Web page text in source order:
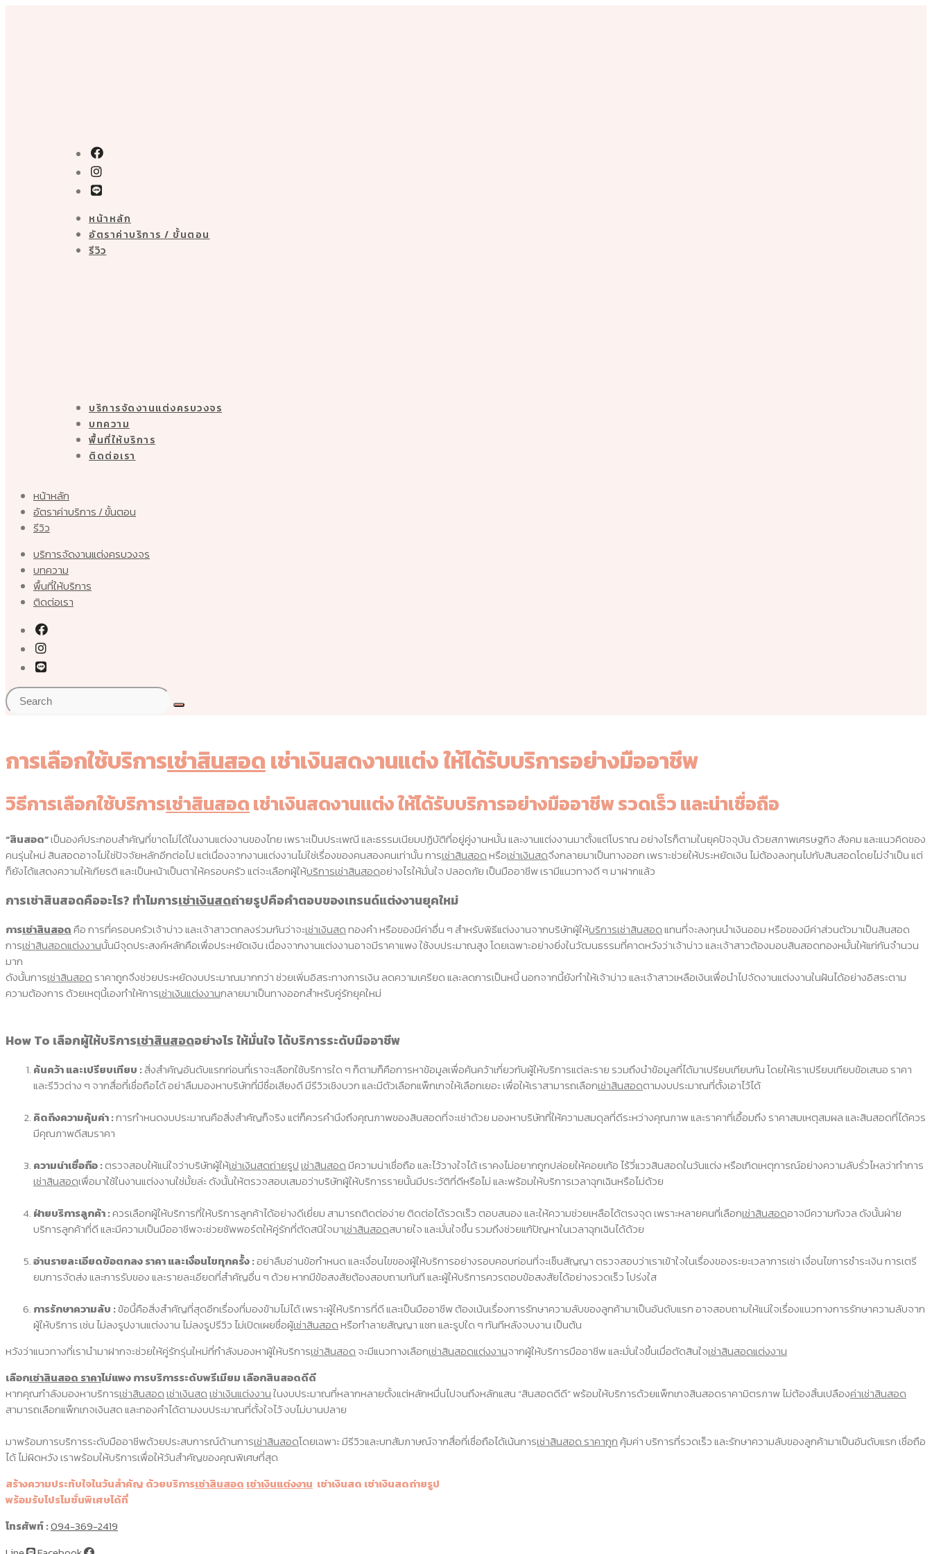
หน้าหลัก
อัตราค่าบริการ / ขั้นตอน
รีวิว
บริการจัดงานแต่งครบวงจร
บทความ
พื้นที่ให้บริการ
ติดต่อเรา
หน้าหลัก
อัตราค่าบริการ / ขั้นตอน
รีวิว
บริการจัดงานแต่งครบวงจร
บทความ
พื้นที่ให้บริการ
ติดต่อเรา
การเลือกใช้บริการเช่าสินสอดเช่าเงินสดงานแต่ง ให้ได้รับบริการอย่างมืออาชีพ
วิธีการเลือกใช้บริการเช่าสินสอดเช่าเงินสดงานแต่ง ให้ได้รับบริการอย่างมืออาชีพ รวดเร็ว และน่าเชื่อถือ
“สินสอด”เป็นองค์ประกอบสำคัญที่ขาดไม่ได้ในงานแต่งงานของไทย เพราะเป็นประเพณี และธรรมเนียมปฏิบัติที่อยู่คู่งานหมั้น และงานแต่งงานมาตั้งแต่โบราณ อย่างไรก็ตามในยุคปัจจุบัน ด้วยสภาพเศรษฐกิจ สังคม และแนวคิดของ
คนรุ่นใหม่ สินสอดอาจไม่ใช่ปัจจัยหลักอีกต่อไป แต่เนื่องจากงานแต่งงานไม่ใช่เรื่องของคนสองคนเท่านั้น การเช่าสินสอดหรือเช่าเงินสดจึงกลายมาเป็นทางออก เพราะช่วยให้ประหยัดเงิน ไม่ต้องลงทุนไปกับสินสอดโดยไม่จำเป็น แต่
ก็ยังได้แสดงความให้เกียรติ และเป็นหน้าเป็นตาให้ครอบครัว แต่จะเลือกผู้ให้บริการเช่าสินสอดอย่างไรให้มั่นใจ ปลอดภัย เป็นมืออาชีพ เรามีแนวทางดี ๆ มาฝากแล้ว
การเช่าสินสอดคืออะไร? ทำไมการเช่าเงินสดถ่ายรูปคือคำตอบของเทรนด์แต่งงานยุคใหม่
การเช่าสินสอดคือ การที่ครอบครัวเจ้าบ่าว และเจ้าสาวตกลงร่วมกันว่าจะเช่าเงินสดทองคำ หรือของมีค่าอื่น ๆ สำหรับพิธีแต่งงานจากบริษัทผู้ให้บริการเช่าสินสอดแทนที่จะลงทุนนำเงินออม หรือของมีค่าส่วนตัวมาเป็นสินสอด
การเช่าสินสอดแต่งงานนั้นมีจุดประสงค์หลักคือเพื่อประหยัดเงิน เนื่องจากงานแต่งงานอาจมีราคาแพง ใช้งบประมาณสูง โดยเฉพาะอย่างยิ่งในวัฒนธรรมที่คาดหวังว่าเจ้าบ่าว และเจ้าสาวต้องมอบสินสอดทองหมั้นให้แก่กันจำนวน
มาก
ดังนั้นการเช่าสินสอด ราคาถูกจึงช่วยประหยัดงบประมาณมากกว่า ช่วยเพิ่มอิสระทางการเงิน ลดความเครียด และลดการเป็นหนี้ นอกจากนี้ยังทำให้เจ้าบ่าว และเจ้าสาวเหลือเงินเพื่อนำไปจัดงานแต่งงานในฝันได้อย่างอิสระตาม
ความต้องการ ด้วยเหตุนี้เองทำให้การเช่าเงินแต่งงานกลายมาเป็นทางออกสำหรับคู่รักยุคใหม่
How To เลือกผู้ให้บริการเช่าสินสอดอย่างไร ให้มั่นใจ ได้บริการระดับมืออาชีพ
ค้นคว้า และเปรียบเทียบ : สิ่งสำคัญอันดับแรกก่อนที่เราจะเลือกใช้บริการใด ๆ ก็ตามก็คือการหาข้อมูลเพื่อค้นคว้าเกี่ยวกับผู้ให้บริการแต่ละราย รวมถึงนำข้อมูลที่ได้มาเปรียบเทียบกัน โดยให้เราเปรียบเทียบข้อเสนอ ราคา
และรีวิวต่าง ๆ จากสื่อที่เชื่อถือได้ อย่าลืมมองหาบริษัทที่มีชื่อเสียงดี มีรีวิวเชิงบวก และมีตัวเลือกแพ็กเกจให้เลือกเยอะ เพื่อให้เราสามารถเลือกเช่าสินสอดตามงบประมาณที่ตั้งเอาไว้ได้
คิดถึงความคุ้มค่า :การกำหนดงบประมาณคือสิ่งสำคัญก็จริง แต่ก็ควรคำนึงถึงคุณภาพของสินสอดที่จะเช่าด้วย มองหาบริษัทที่ให้ความสมดุลที่ดีระหว่างคุณภาพ และราคาที่เอื้อมถึง ราคาสมเหตุสมผล และสินสอดที่ได้ควร
มีคุณภาพดีสมราคา
ความน่าเชื่อถือ : ตรวจสอบให้แน่ใจว่าบริษัทผู้ให้เช่าเงินสดถ่ายรูปเช่าสินสอดมีความน่าเชื่อถือ และไว้วางใจได้ เราคงไม่อยากถูกปล่อยให้คอยเก้อ ไร้วี่แววสินสอดในวันแต่ง หรือเกิดเหตุการณ์อย่างความลับรั่วไหลว่าทำการ
เช่าสินสอดเพื่อมาใช้ในงานแต่งงานใช่มั้ยล่ะ ดังนั้นให้ตรวจสอบเสมอว่าบริษัทผู้ให้บริการรายนั้นมีประวัติที่ดีหรือไม่ และพร้อมให้บริการเวลาฉุกเฉินหรือไม่ด้วย
ฝ่ายบริการลูกค้า :ควรเลือกผู้ให้บริการที่ให้บริการลูกค้าได้อย่างดีเยี่ยม สามารถติดต่อง่าย ติดต่อได้รวดเร็ว ตอบสนอง และให้ความช่วยเหลือได้ตรงจุด เพราะหลายคนที่เลือกเช่าสินสอดอาจมีความกังวล ดังนั้นฝ่าย
บริการลูกค้าที่ดี และมีความเป็นมืออาชีพจะช่วยซัพพอร์ตให้คู่รักที่ตัดสนิใจมาเช่าสินสอดสบายใจ และมั่นใจขึ้น รวมถึงช่วยแก้ปัญหาในเวลาฉุกเฉินได้ด้วย
อ่านรายละเอียดข้อตกลง ราคา และเงื่อนไขทุกครั้ง :อย่าลืมอ่านข้อกำหนด และเงื่อนไขของผู้ให้บริการอย่างรอบคอบก่อนที่จะเซ็นสัญญา ตรวจสอบว่าเราเข้าใจในเรื่องของระยะเวลาการเช่า เงื่อนไขการชำระเงิน การเตรี
ยมการจัดส่ง และการรับของ และรายละเอียดที่สำคัญอื่น ๆ ด้วย หากมีข้อสงสัยต้องสอบถามทันที และผู้ให้บริการควรตอบข้อสงสัยได้อย่างรวดเร็ว โปร่งใส
การรักษาความลับ :ข้อนี้คือสิ่งสำคัญที่สุดอีกเรื่องที่มองข้ามไม่ได้ เพราะผู้ให้บริการที่ดี และเป็นมืออาชีพ ต้องเน้นเรื่องการรักษาความลับของลูกค้ามาเป็นอันดับแรก อาจสอบถามให้แน่ใจเรื่องแนวทางการรักษาความลับจาก
ผู้ให้บริการ เช่น ไม่ลงรูปงานแต่งงาน ไม่ลงรูปรีวิว ไม่เปิดเผยชื่อผู้เช่าสินสอดหรือทำลายสัญญา แชท และรูปใด ๆ ทันทีหลังจบงาน เป็นต้น
หวังว่าแนวทางที่เรานำมาฝากจะช่วยให้คู่รักรุ่นใหม่ที่กำลังมองหาผู้ให้บริการเช่าสินสอด จะมีแนวทางเลือกเช่าสินสอดแต่งงานจากผู้ให้บริการมืออาชีพ และมั่นใจขึ้นเมื่อตัดสินใจเช่าสินสอดแต่งงาน
เลือกเช่าสินสอด ราคาไม่แพง การบริการระดับพรีเมียม เลือกสินสอดดีดี
หากคุณกำลังมองหาบริการเช่าสินสอดเช่าเงินสดเช่าเงินแต่งงานในงบประมาณที่หลากหลายตั้งแต่หลักหมื่นไปจนถึงหลักแสน “สินสอดดีดี” พร้อมให้บริการด้วยแพ็กเกจสินสอดราคามิตรภาพ ไม่ต้องสิ้นเปลืองค่าเช่าสินสอด
สามารถเลือกแพ็กเกจเงินสด และทองคำได้ตามงบประมาณที่ตั้งใจไว้ งบไม่บานปลาย
มาพร้อมการบริการระดับมืออาชีพด้วยประสบการณ์ด้านการเช่าสินสอดโดยเฉพาะ มีรีวิวและบทสัมภาษณ์จากสื่อที่เชื่อถือได้เน้นการเช่าสินสอด ราคาถูกคุ้มค่า บริการที่รวดเร็ว และรักษาความลับของลูกค้ามาเป็นอันดับแรก เชื่อถือ
ได้ ไม่ผิดหวัง เราพร้อมให้บริการเพื่อให้วันสำคัญของคุณพิเศษที่สุด
สร้างความประทับใจในวันสำคัญ ด้วยบริการเช่าสินสอด เช่าเงินแต่งงาน เช่าเงินสด เช่าเงินสดถ่ายรูป
พร้อมรับโปรโมชั่นพิเศษได้ที่
โทรศัพท์ :094-369-2419